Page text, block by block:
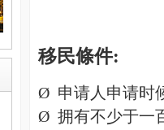
移民條件:
Ø 申请人申请时
Ø 拥有不少于一